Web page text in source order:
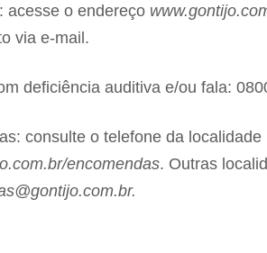
acesse o endereço
via e-mail.
deficiência auditiva e/ou fala:
consulte o telefone da
encomendas. Outras